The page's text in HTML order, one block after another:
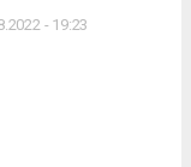
- 19:23